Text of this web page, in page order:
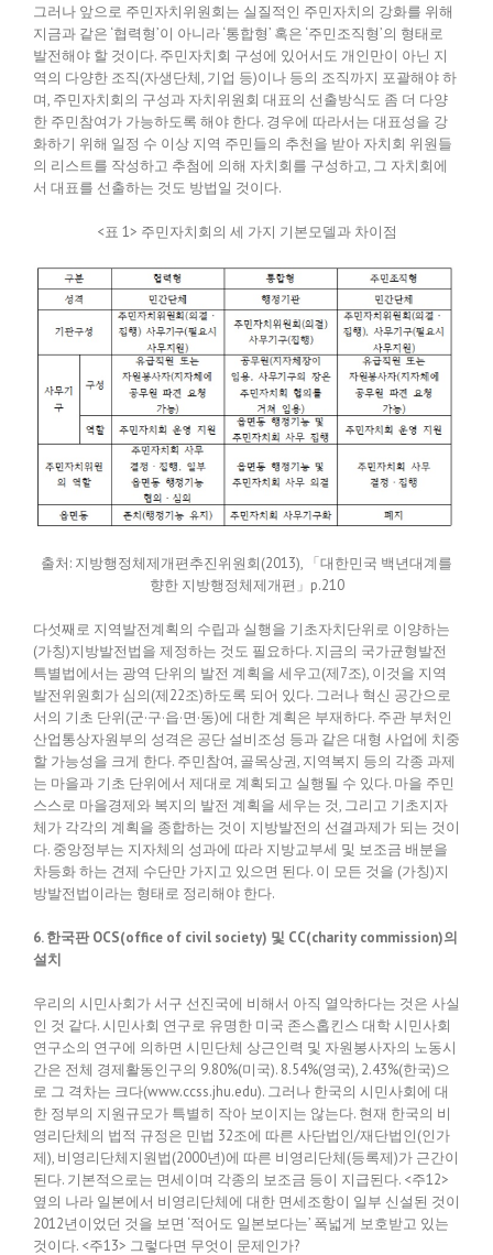
그러나 앞으로 주민자치위원회는 실질적인 주민자치의 강화를 위해
지금과 같은 ‘협력형’이 아니라 ‘통합형’ 혹은 ‘주민조직형’의 형태로
발전해야 할 것이다. 주민자치회 구성에 있어서도 개인만이 아닌 지
역의 다양한 조직(자생단체, 기업 등)이나 등의 조직까지 포괄해야 하
며, 주민자치회의 구성과 자치위원회 대표의 선출방식도 좀 더 다양
한 주민참여가 가능하도록 해야 한다. 경우에 따라서는 대표성을 강
화하기 위해 일정 수 이상 지역 주민들의 추천을 받아 자치회 위원들
의 리스트를 작성하고 추첨에 의해 자치회를 구성하고, 그 자치회에
서 대표를 선출하는 것도 방법일 것이다.
<표 1> 주민자치회의 세 가지 기본모델과 차이점
출처: 지방행정체제개편추진위원회(2013), 「대한민국 백년대계를
향한 지방행정체제개편」p.210
다섯째로 지역발전계획의 수립과 실행을 기초자치단위로 이양하는
(가칭)지방발전법을 제정하는 것도 필요하다. 지금의 국가균형발전
특별법에서는 광역 단위의 발전 계획을 세우고(제7조), 이것을 지역
발전위원회가 심의(제22조)하도록 되어 있다. 그러나 혁신 공간으로
서의 기초 단위(군·구·읍·면·동)에 대한 계획은 부재하다. 주관 부처인
산업통상자원부의 성격은 공단 설비조성 등과 같은 대형 사업에 치중
할 가능성을 크게 한다. 주민참여, 골목상권, 지역복지 등의 각종 과제
는 마을과 기초 단위에서 제대로 계획되고 실행될 수 있다. 마을 주민
스스로 마을경제와 복지의 발전 계획을 세우는 것, 그리고 기초지자
체가 각각의 계획을 종합하는 것이 지방발전의 선결과제가 되는 것이
다. 중앙정부는 지자체의 성과에 따라 지방교부세 및 보조금 배분을
차등화 하는 견제 수단만 가지고 있으면 된다. 이 모든 것을 (가칭)지
방발전법이라는 형태로 정리해야 한다.
6. 한국판 OCS(office of civil society) 및 CC(charity commission)의
설치
우리의 시민사회가 서구 선진국에 비해서 아직 열악하다는 것은 사실
인 것 같다. 시민사회 연구로 유명한 미국 존스홉킨스 대학 시민사회
연구소의 연구에 의하면 시민단체 상근인력 및 자원봉사자의 노동시
간은 전체 경제활동인구의 9.80%(미국). 8.54%(영국), 2.43%(한국)으
로 그 격차는 크다(www.ccss.jhu.edu). 그러나 한국의 시민사회에 대
한 정부의 지원규모가 특별히 작아 보이지는 않는다. 현재 한국의 비
영리단체의 법적 규정은 민법 32조에 따른 사단법인/재단법인(인가
제), 비영리단체지원법(2000년)에 따른 비영리단체(등록제)가 근간이
된다. 기본적으로는 면세이며 각종의 보조금 등이 지급된다. <주12>
옆의 나라 일본에서 비영리단체에 대한 면세조항이 일부 신설된 것이
2012년이었던 것을 보면 ‘적어도 일본보다는’ 폭넓게 보호받고 있는
것이다. <주13> 그렇다면 무엇이 문제인가?